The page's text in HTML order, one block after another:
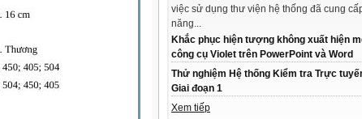
việc sử dụng thư viện hệ thống đã cung
năng...
Khắc phục hiện tượng không xuất hiện
công cụ Violet trên PowerPoint và Word
Thử nghiệm Hệ thống Kiểm tra Trực
Giai đoạn 1
Xem tiếp